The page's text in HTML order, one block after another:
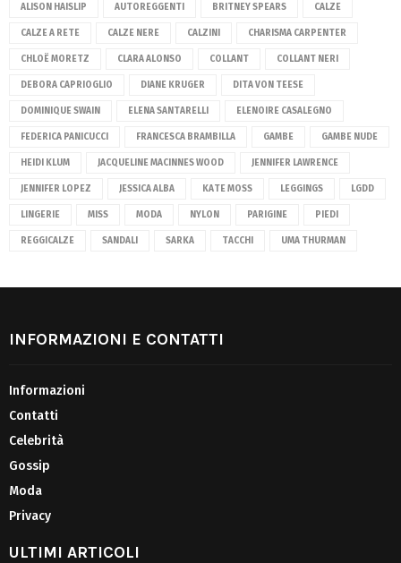
ALISON HAISLIP AUTOREGGENTI BRITNEY SPEARS CALZE
CALZE A RETE CALZE NERE CALZINI CHARISMA CARPENTER
CHLOË MORETZ CLARA ALONSO COLLANT COLLANT NERI
DEBORA CAPRIOGLIO DIANE KRUGER DITA VON TEESE
DOMINIQUE SWAIN ELENA SANTARELLI ELENOIRE CASALEGNO
FEDERICA PANICUCCI FRANCESCA BRAMBILLA GAMBE GAMBE NUDE
HEIDI KLUM JACQUELINE MACINNES WOOD JENNIFER LAWRENCE
JENNIFER LOPEZ JESSICA ALBA KATE MOSS LEGGINGS LGDD
LINGERIE MISS MODA NYLON PARIGINE PIEDI
REGGICALZE SANDALI SARKA TACCHI UMA THURMAN
INFORMAZIONI E CONTATTI
Informazioni
Contatti
Celebrità
Gossip
Moda
Privacy
ULTIMI ARTICOLI